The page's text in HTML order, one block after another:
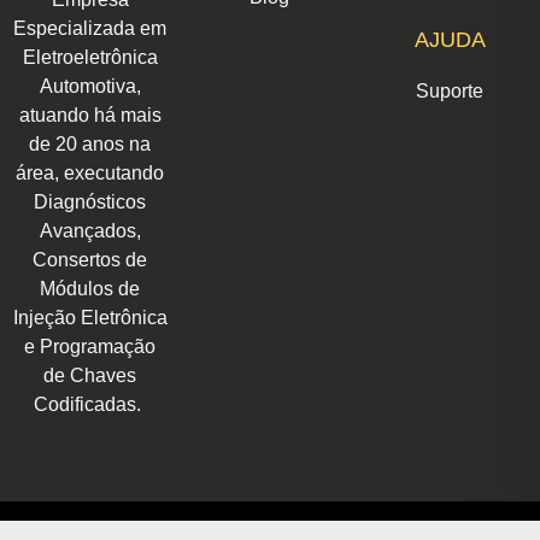
Especializada em
Eletroeletrônica
Automotiva,
atuando há mais
de 20 anos na
área, executando
Diagnósticos
Avançados,
Consertos de
Módulos de
Injeção Eletrônica
e Programação
de Chaves
Codificadas.
AJUDA
Suporte